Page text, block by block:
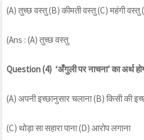
(A) तुच्छ वस्तु (B) कीमती वस्तु (C) महंगी वस्तु
(Ans : (A) तुच्छ वस्तु
Question (4) ‘अँगुली पर नाचना’ का अर्थ
(A) अपनी इच्छानुसार चलाना (B) किसी की
(C) थोड़ा सा सहारा पाना (D) आरोप लगाना